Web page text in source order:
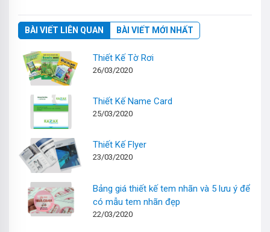
BÀI VIẾT LIÊN QUAN BÀI VIẾT MỚI NHẤT
Thiết Kế Tờ Rơi
26/03/2020
Thiết Kế Name Card
25/03/2020
Thiết Kế Flyer
23/03/2020
Bảng giá thiết kế tem nhãn và 5 lưu ý để
có mẫu tem nhãn đẹp
22/03/2020